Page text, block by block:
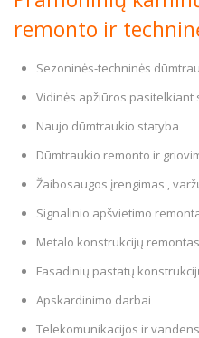
remonto ir
Sezoninės-techninės
Vidinės apžiūros pasitelkiant
Naujo dūmtraukio statyba
Dūmtraukio remonto ir
Žaibosaugos įrengimas ,
Signalinio apšvietimo
Metalo konstrukcijų
Fasadinių pastatų
Apskardinimo darbai
Telekomunikacijos ir